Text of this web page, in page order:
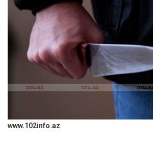
www.102info.az